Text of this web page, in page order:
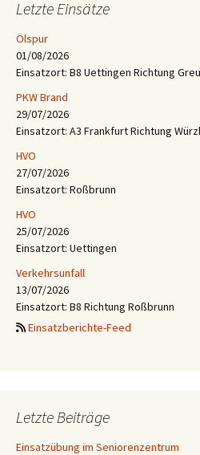
Letzte Einsätze
Ölspur
01/08/2026
Einsatzort: B8 Uettingen Richtung
PKW Brand
29/07/2026
Einsatzort: A3 Frankfurt Richtung
HVO
27/07/2026
Einsatzort: Roßbrunn
HVO
25/07/2026
Einsatzort: Uettingen
Verkehrsunfall
13/07/2026
Einsatzort: B8 Richtung Roßbrunn
Einsatzberichte-Feed
Letzte Beiträge
Einsatzübung im Seniorenzentrum